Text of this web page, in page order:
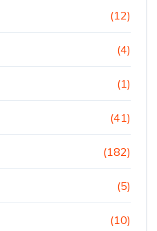
(12)
(4)
(1)
(41)
(182)
(5)
(10)